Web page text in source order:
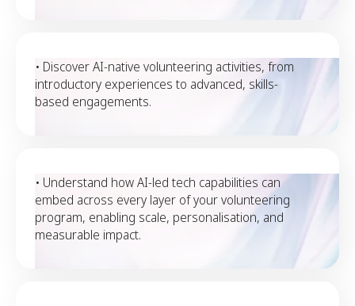
• Discover AI-native volunteering activities, from
introductory experiences to advanced, skills-
based engagements.
• Understand how AI-led tech capabilities can
embed across every layer of your volunteering
program, enabling scale, personalisation, and
measurable impact.